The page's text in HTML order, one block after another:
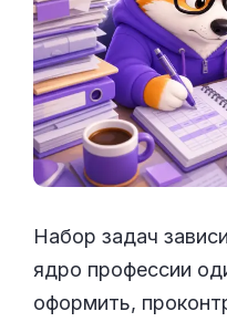
Набор задач
ядро профессии
оформить,